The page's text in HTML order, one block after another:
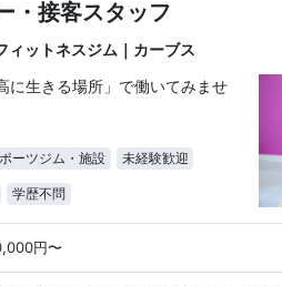
・接客スタッフ
ィットネスジム｜カーブス
に生きる場所」で働いてみませ
ーツジム・施設 未経験歓迎
学歴不問
円〜